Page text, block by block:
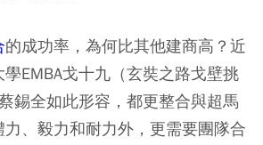
的成功率，為何比其他建商高？近
EMBA戈十九（玄奘之路戈壁挑
錫全如此形容，都更整合與超馬
、毅力和耐力外，更需要團隊合